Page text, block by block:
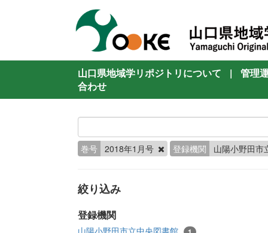
山口県地域学リポジトリについて |
管理
合わせ
巻号 2018年1月号 登録機関 山陽小野田
絞り込み
登録機関
山陽小野田市立中央図書館